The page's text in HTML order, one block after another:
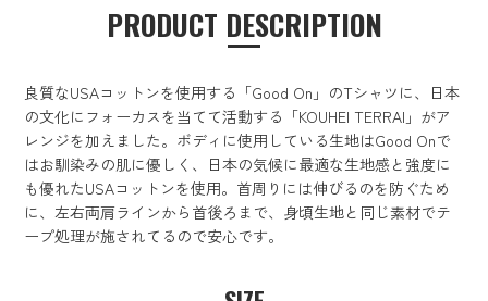
PRODUCT DESCRIPTION
良質なUSAコットンを使用する「Good On」のTシャツに、日本
の文化にフォーカスを当てて活動する「KOUHEI TERRAI」がア
レンジを加えました。ボディに使用している生地はGood Onで
はお馴染みの肌に優しく、日本の気候に最適な生地感と強度に
も優れたUSAコットンを使用。首周りには伸びるのを防ぐため
に、左右両肩ラインから首後ろまで、身頃生地と同じ素材でテ
ープ処理が施されてるので安心です。